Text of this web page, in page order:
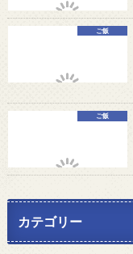
ご飯
ご飯
カテゴリー